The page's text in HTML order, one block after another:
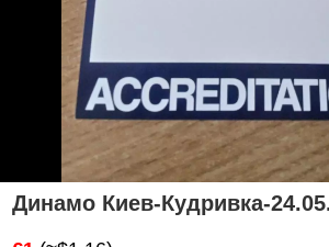
Динамо Киев-Кудривка-